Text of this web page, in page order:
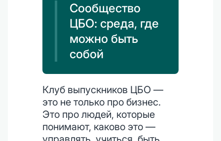
Сообщество
ЦБО: среда, где
можно быть
собой
Клуб выпускников ЦБО —
это не только про бизнес.
Это про людей, которые
понимают, каково это —